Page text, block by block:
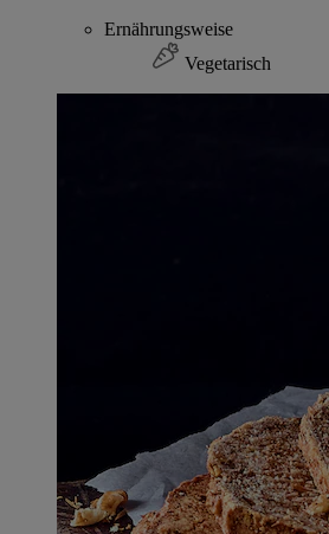
Ernährungsweise
Vegetarisch